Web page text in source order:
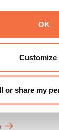
OK
Customize
or share my
Arte, Historia y
es